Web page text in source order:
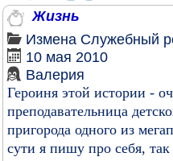
Жизнь
Измена Служебный
10 мая 2010
Валерия
Героиня этой истории -
преподавательница
пригорода одного из
сути я пишу про себя, так